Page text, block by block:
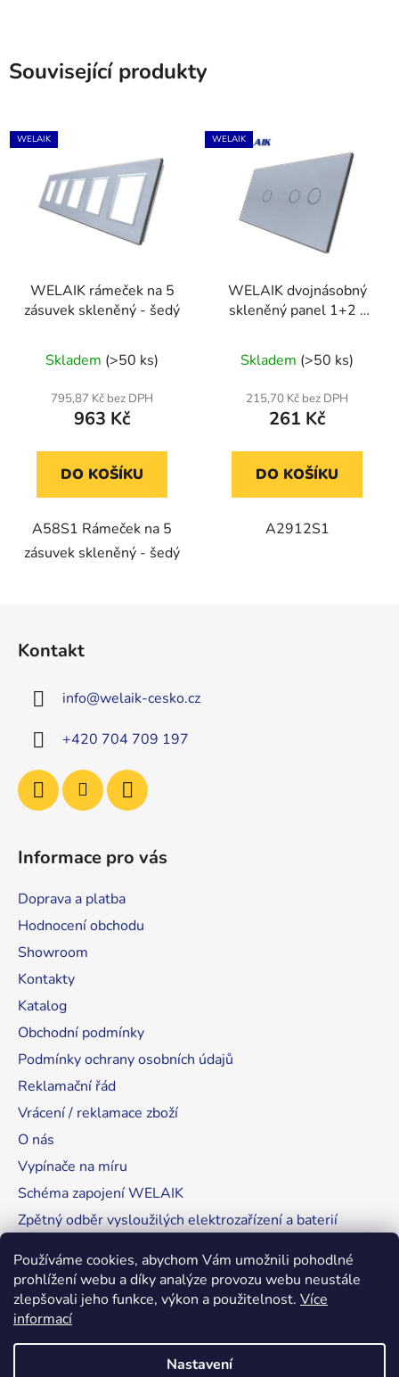
Používáme cookies, abychom Vám umožnili pohodlné
prohlížení webu a díky analýze provozu webu neustále
zlepšovali jeho funkce, výkon a použitelnost. Více
informací
Nastavení
Související produkty
WELAIK
WELAIK rámeček na 5
zásuvek skleněný - šedý
Skladem (>50 ks)
795,87 Kč bez DPH
963 Kč
DO KOŠÍKU
A58S1 Rámeček na 5
zásuvek skleněný - šedý
WELAIK
WELAIK dvojnásobný
skleněný panel 1+2 -
Skladem (>50 ks)
215,70 Kč bez DPH
261 Kč
DO KOŠÍKU
A2912S1
Kontakt
info@welaik-cesko.cz
+420 704 709 197
Informace pro vás
Doprava a platba
Hodnocení obchodu
Showroom
Kontakty
Katalog
Obchodní podmínky
Podmínky ochrany osobních údajů
Reklamační řád
Vrácení / reklamace zboží
O nás
Vypínače na míru
Schéma zapojení WELAIK
Zpětný odběr vysloužilých elektrozařízení a baterií
RozsvítímeSvět.cz